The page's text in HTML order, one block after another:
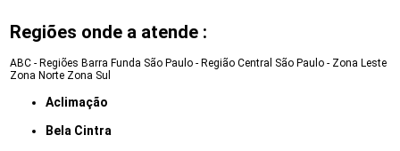
Regiões onde a atende :
ABC - Regiões Barra Funda São Paulo - Região Central São Paulo - Zona Leste
Zona Norte Zona Sul
Aclimação
Bela Cintra